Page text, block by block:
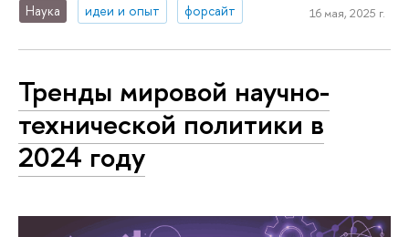
Наука идеи и опыт форсайт 16 мая, 2025 г.
Тренды мировой научно-
технической политики в
2024 году